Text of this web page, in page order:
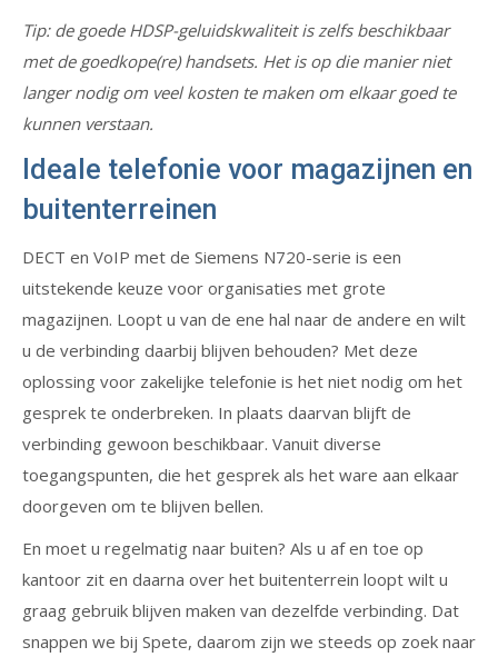
Tip: de goede HDSP-geluidskwaliteit is zelfs beschikbaar
met de goedkope(re) handsets. Het is op die manier niet
langer nodig om veel kosten te maken om elkaar goed te
kunnen verstaan.
Ideale telefonie voor magazijnen en
buitenterreinen
DECT en VoIP met de Siemens N720-serie is een
uitstekende keuze voor organisaties met grote
magazijnen. Loopt u van de ene hal naar de andere en wilt
u de verbinding daarbij blijven behouden? Met deze
oplossing voor zakelijke telefonie is het niet nodig om het
gesprek te onderbreken. In plaats daarvan blijft de
verbinding gewoon beschikbaar. Vanuit diverse
toegangspunten, die het gesprek als het ware aan elkaar
doorgeven om te blijven bellen.
En moet u regelmatig naar buiten? Als u af en toe op
kantoor zit en daarna over het buitenterrein loopt wilt u
graag gebruik blijven maken van dezelfde verbinding. Dat
snappen we bij Spete, daarom zijn we steeds op zoek naar